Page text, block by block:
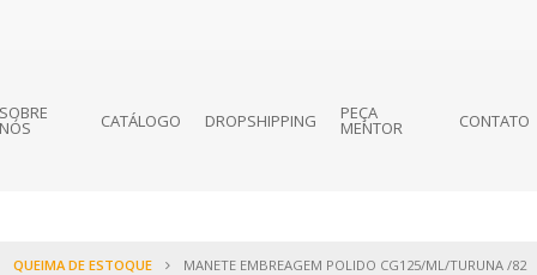
CATÁLOGO DROPSHIPPING PEÇA
MENTOR CONTATO
QUEIMA DE ESTOQUE MANETE EMBREAGEM POLIDO CG125/ML/TURUNA /82